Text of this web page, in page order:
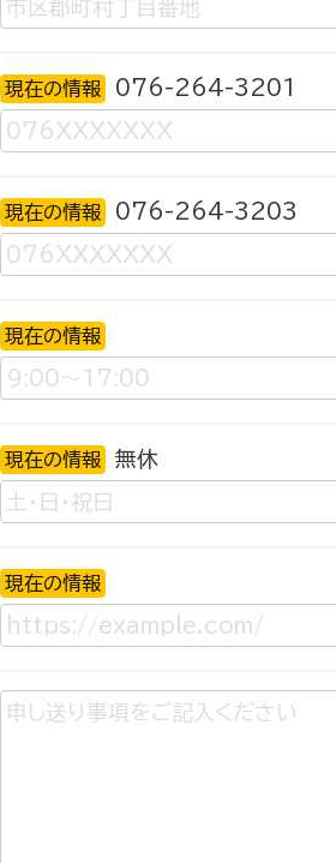
現在の情報 076-264-3201
現在の情報 076-264-3203
現在の情報
現在の情報 無休
現在の情報